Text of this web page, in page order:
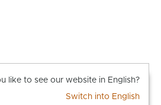
like to see our website in English?
Switch into English